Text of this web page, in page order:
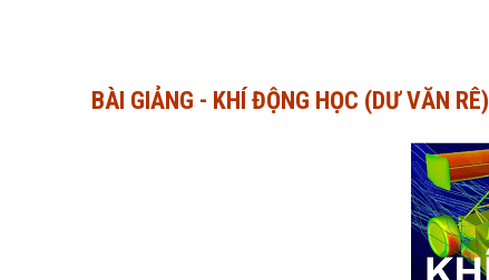
BÀI GIẢNG - KHÍ ĐỘNG HỌC (DƯ VĂN RÊ)